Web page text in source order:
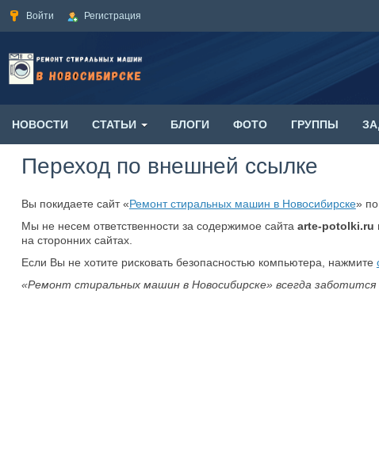
Войти Регистрация
НОВОСТИ СТАТЬИ БЛОГИ ФОТО ГРУППЫ
Переход по внешней ссылке
Вы покидаете сайт «Ремонт стиральных машин в Новосибирске»
Мы не несем ответственности за содержимое сайта arte-potolki.ru
на сторонних сайтах.
Если Вы не хотите рисковать безопасностью компьютера, нажмите
«Ремонт стиральных машин в Новосибирске» всегда заботится